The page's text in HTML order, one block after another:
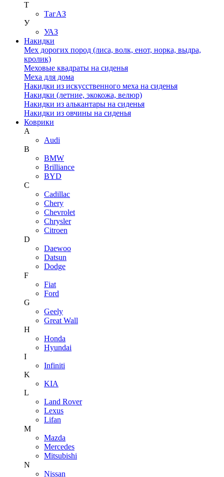
Т
ТагАЗ
У
УАЗ
Накидки
Мех дорогих пород (лиса, волк, енот, норка, выдра,
кролик)
Меховые квадраты на сиденья
Меха для дома
Накидки из искусственного меха на сиденья
Накидки (летние, экокожа, велюр)
Накидки из алькантары на сиденья
Накидки из овчины на сиденья
Коврики
A
Audi
B
BMW
Brilliance
BYD
C
Cadillac
Chery
Chevrolet
Chrysler
Citroen
D
Daewoo
Datsun
Dodge
F
Fiat
Ford
G
Geely
Great Wall
H
Honda
Hyundai
I
Infiniti
K
KIA
L
Land Rover
Lexus
Lifan
M
Mazda
Mercedes
Mitsubishi
N
Nissan